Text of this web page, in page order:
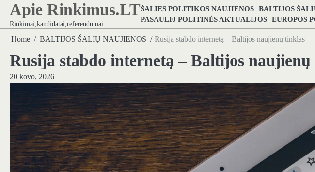
Skip
content
Apie Rinkimus.LT
Rinkimai,kandidatai,referendumai
ŠALIES POLITIKOS NAUJIENOS BALTIJOS
PASAULI0 POLITINĖS AKTUALIJOS EUROPOS
Home BALTIJOS ŠALIŲ NAUJIENOS Rusija stabdo internetą – Baltijos naujienų tinklas
Rusija stabdo internetą – Baltijos
20 kovo, 2026